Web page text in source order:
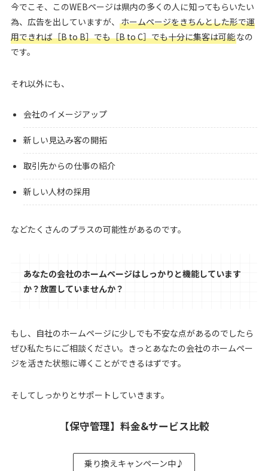
今でこそ、このWEBページは県内の多くの人に知ってもらいたい
為、広告を出していますが、 ホームページをきちんとした形で運
用できれば［B to B］でも［B to C］でも十分に集客は可能なの
です。
それ以外にも、
会社のイメージアップ
新しい見込み客の開拓
取引先からの仕事の紹介
新しい人材の採用
などたくさんのプラスの可能性があるのです。
あなたの会社のホームページはしっかりと機能しています
か？放置していませんか？
もし、自社のホームページに少しでも不安な点があるのでしたら
ぜひ私たちにご相談ください。きっとあなたの会社のホームペー
ジを活きた状態に導くことができるはずです。
そしてしっかりとサポートしていきます。
【保守管理】料金&サービス比較
乗り換えキャンペーン中♪